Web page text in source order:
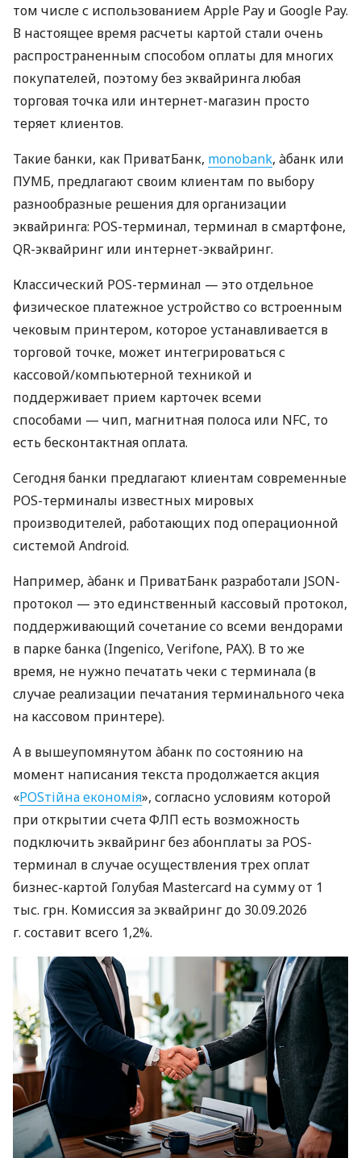
том числе с использованием Apple Pay и Google Pay.
В настоящее время расчеты картой стали очень
распространенным способом оплаты для многих
покупателей, поэтому без эквайринга любая
торговая точка или интернет-магазин просто
теряет клиентов.
Такие банки, как ПриватБанк, monobank, àбанк или
ПУМБ, предлагают своим клиентам по выбору
разнообразные решения для организации
эквайринга: POS-терминал, терминал в смартфоне,
QR-эквайринг или интернет-эквайринг.
Классический POS-терминал — это отдельное
физическое платежное устройство со встроенным
чековым принтером, которое устанавливается в
торговой точке, может интегрироваться с
кассовой/компьютерной техникой и
поддерживает прием карточек всеми
способами — чип, магнитная полоса или NFC, то
есть бесконтактная оплата.
Сегодня банки предлагают клиентам современные
POS-терминалы известных мировых
производителей, работающих под операционной
системой Android.
Например, àбанк и ПриватБанк разработали JSON-
протокол — это единственный кассовый протокол,
поддерживающий сочетание со всеми вендорами
в парке банка (Ingenico, Verifone, PAX). В то же
время, не нужно печатать чеки с терминала (в
случае реализации печатания терминального чека
на кассовом принтере).
А в вышеупомянутом àбанк по состоянию на
момент написания текста продолжается акция
«POSтійна економія», согласно условиям которой
при открытии счета ФЛП есть возможность
подключить эквайринг без абонплаты за POS-
терминал в случае осуществления трех оплат
бизнес-картой Голубая Mastercard на сумму от 1
тыс. грн. Комиссия за эквайринг до 30.09.2026
г. составит всего 1,2%.